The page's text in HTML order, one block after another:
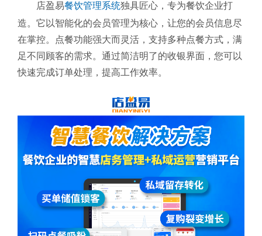
店盈易餐饮管理系统独具匠心，专为餐饮企业打
造。它以智能化的会员管理为核心，让您的会员信息尽
在掌控。点餐功能强大而灵活，支持多种点餐方式，满
足不同顾客的需求。通过简洁明了的收银界面，您可以
快速完成订单处理，提高工作效率。